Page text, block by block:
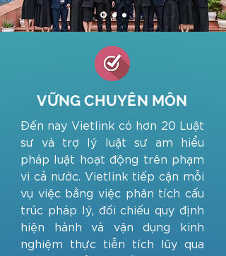
VỮNG CHUYÊN MÔN
Đến nay Vietlink có hơn 20 Luật
sư và trợ lý luật sư am hiểu
pháp luật hoạt động trên phạm
vi cả nước. Vietlink tiếp cận mỗi
vụ việc bằng việc phân tích cấu
trúc pháp lý, đối chiếu quy định
hiện hành và vận dụng kinh
nghiệm thực tiễn tích lũy qua